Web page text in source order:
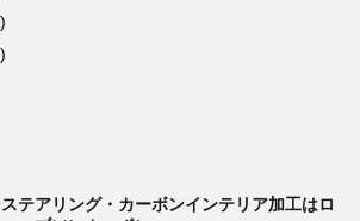
テアリング・カーボンインテリア加工はロ